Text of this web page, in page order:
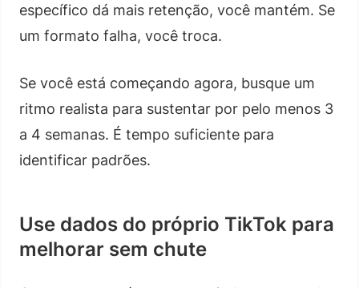
específico dá mais retenção, você mantém. Se
um formato falha, você troca.
Se você está começando agora, busque um
ritmo realista para sustentar por pelo menos 3
a 4 semanas. É tempo suficiente para
identificar padrões.
Use dados do próprio TikTok para
melhorar sem chute